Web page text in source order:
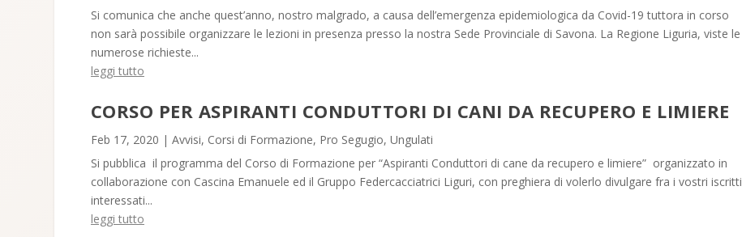
Si comunica che anche quest’anno, nostro malgrado, a causa dell’emergenza epidemiologica da Covid-19 tuttora in corso
non sarà possibile organizzare le lezioni in presenza presso la nostra Sede Provinciale di Savona. La Regione Liguria, viste le
numerose richieste...
leggi tutto
CORSO PER ASPIRANTI CONDUTTORI DI CANI DA RECUPERO E LIMIERE
Feb 17, 2020 | Avvisi, Corsi di Formazione, Pro Segugio, Ungulati
Si pubblica il programma del Corso di Formazione per “Aspiranti Conduttori di cane da recupero e limiere” organizzato in
collaborazione con Cascina Emanuele ed il Gruppo Federcacciatrici Liguri, con preghiera di volerlo divulgare fra i vostri iscritti
interessati...
leggi tutto